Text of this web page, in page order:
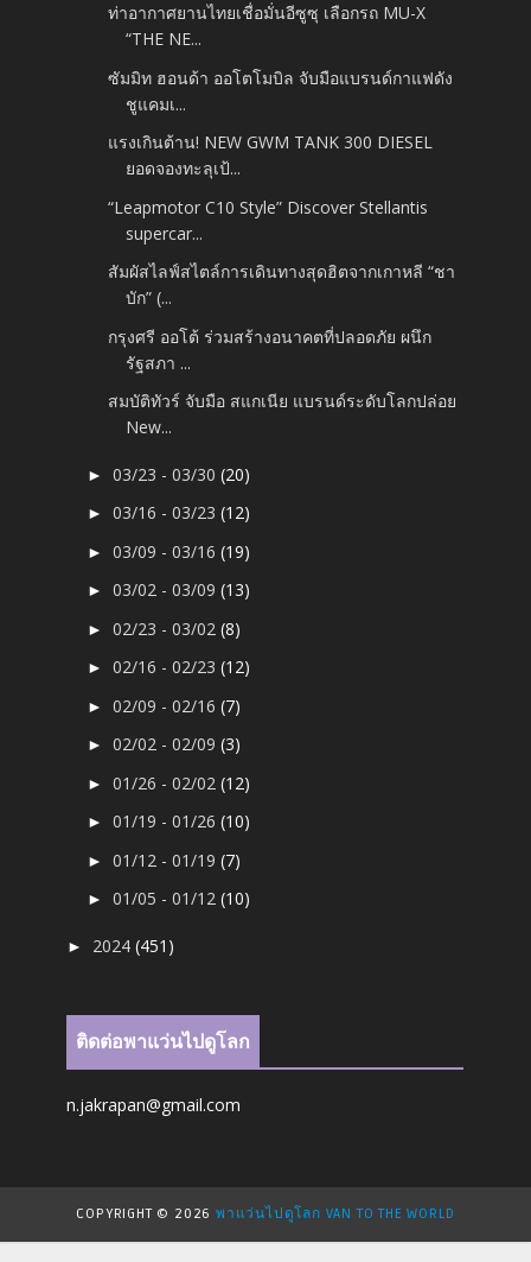
ท่าอากาศยานไทยเชื่อมั่นอีซูซุ เลือกรถ MU-X
“THE NE...
ซัมมิท ฮอนด้า ออโตโมบิล จับมือแบรนด์กาแฟดัง
ชูแคมเ...
แรงเกินต้าน! NEW GWM TANK 300 DIESEL
ยอดจองทะลุเป้...
“Leapmotor C10 Style” Discover Stellantis
supercar...
สัมผัสไลฟ์สไตล์การเดินทางสุดฮิตจากเกาหลี “ชา
บัก” (...
กรุงศรี ออโต้ ร่วมสร้างอนาคตที่ปลอดภัย ผนึก
รัฐสภา ...
สมบัติทัวร์ จับมือ สแกเนีย แบรนด์ระดับโลกปล่อย
New...
►03/23 - 03/30(20)
►03/16 - 03/23(12)
►03/09 - 03/16(19)
►03/02 - 03/09(13)
►02/23 - 03/02(8)
►02/16 - 02/23(12)
►02/09 - 02/16(7)
►02/02 - 02/09(3)
►01/26 - 02/02(12)
►01/19 - 01/26(10)
►01/12 - 01/19(7)
►01/05 - 01/12(10)
► 2024(451)
ติดต่อพาแว่นไปดูโลก
n.jakrapan@gmail.com
COPYRIGHT © 2026พาแว่นไปดูโลก VAN TO THE WORLD